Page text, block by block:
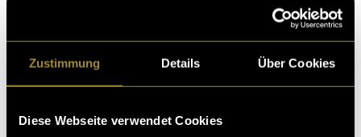
Zustimmung Details Über Cookies
Diese Webseite verwendet Cookies
die Platzübersicht auch digital dabei zu haben. Man